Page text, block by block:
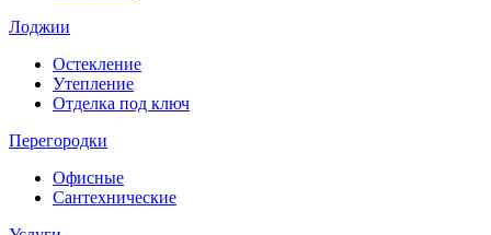
Лоджии
Остекление
Утепление
Отделка под ключ
Перегородки
Офисные
Сантехнические